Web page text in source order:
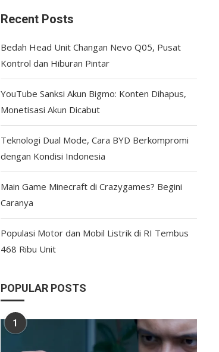
Recent Posts
Bedah Head Unit Changan Nevo Q05, Pusat
Kontrol dan Hiburan Pintar
YouTube Sanksi Akun Bigmo: Konten Dihapus,
Monetisasi Akun Dicabut
Teknologi Dual Mode, Cara BYD Berkompromi
dengan Kondisi Indonesia
Main Game Minecraft di Crazygames? Begini
Caranya
Populasi Motor dan Mobil Listrik di RI Tembus
468 Ribu Unit
POPULAR POSTS
1